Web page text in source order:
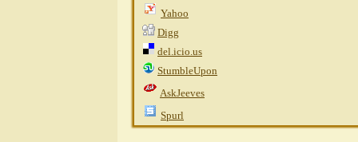
Yahoo
Digg
del.icio.us
StumbleUpon
AskJeeves
Spurl